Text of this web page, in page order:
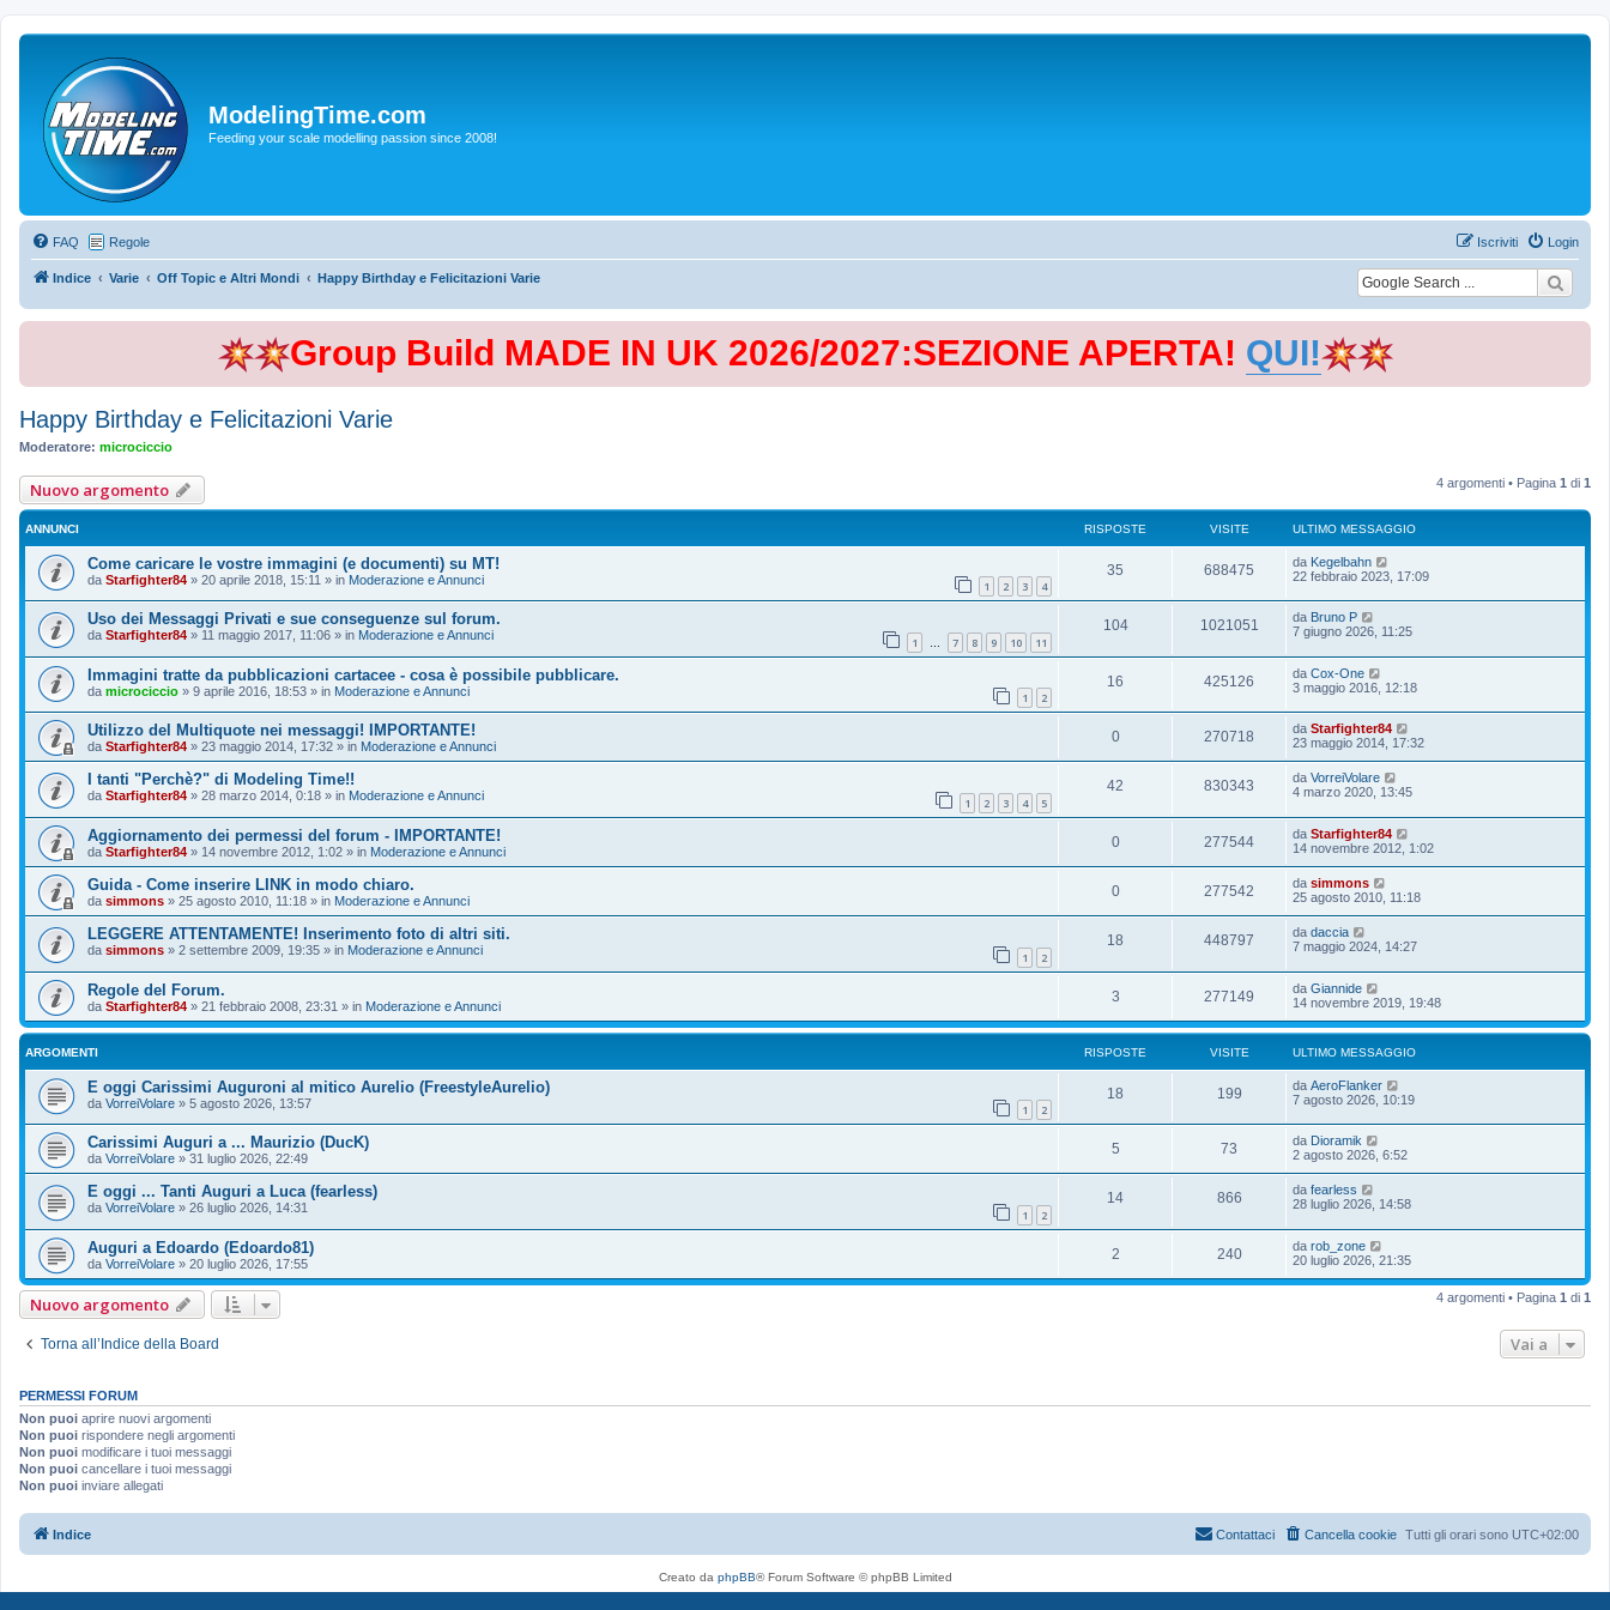
ModelingTime.com
Feeding your scale modelling passion since 2008!
FAQ Regole Login
Iscriviti
Indice Varie Off Topic e Altri Mondi Happy Birthday e Felicitazioni Varie
Group Build MADE IN UK 2026/2027:SEZIONE APERTA! QUI!
Happy Birthday e Felicitazioni Varie
Moderatore: microciccio
Nuovo argomento 4 argomenti • Pagina 1 di 1
ANNUNCI RISPOSTE VISITE ULTIMO MESSAGGIO
Come caricare le vostre immagini (e documenti) su MT!
da Starfighter84 » 20 aprile 2018, 15:11 » in Moderazione e Annunci 1 2 3 4
35 688475 da Kegelbahn
22 febbraio 2023, 17:09
Uso dei Messaggi Privati e sue conseguenze sul forum.
da Starfighter84 » 11 maggio 2017, 11:06 » in Moderazione e Annunci 1 … 7 8 9 10 11
104 1021051 da Bruno P
7 giugno 2026, 11:25
Immagini tratte da pubblicazioni cartacee - cosa è possibile pubblicare.
da microciccio » 9 aprile 2016, 18:53 » in Moderazione e Annunci 1 2
16 425126 da Cox-One
3 maggio 2016, 12:18
Utilizzo del Multiquote nei messaggi! IMPORTANTE!
da Starfighter84 » 23 maggio 2014, 17:32 » in Moderazione e Annunci
0 270718 da Starfighter84
23 maggio 2014, 17:32
I tanti "Perchè?" di Modeling Time!!
da Starfighter84 » 28 marzo 2014, 0:18 » in Moderazione e Annunci 1 2 3 4 5
42 830343 da VorreiVolare
4 marzo 2020, 13:45
Aggiornamento dei permessi del forum - IMPORTANTE!
da Starfighter84 » 14 novembre 2012, 1:02 » in Moderazione e Annunci
0 277544 da Starfighter84
14 novembre 2012, 1:02
Guida - Come inserire LINK in modo chiaro.
da simmons » 25 agosto 2010, 11:18 » in Moderazione e Annunci
0 277542 da simmons
25 agosto 2010, 11:18
LEGGERE ATTENTAMENTE! Inserimento foto di altri siti.
da simmons » 2 settembre 2009, 19:35 » in Moderazione e Annunci 1 2
18 448797 da daccia
7 maggio 2024, 14:27
Regole del Forum.
da Starfighter84 » 21 febbraio 2008, 23:31 » in Moderazione e Annunci
3 277149 da Giannide
14 novembre 2019, 19:48
ARGOMENTI RISPOSTE VISITE ULTIMO MESSAGGIO
E oggi Carissimi Auguroni al mitico Aurelio (FreestyleAurelio)
da VorreiVolare » 5 agosto 2026, 13:57 1 2
18 199 da AeroFlanker
7 agosto 2026, 10:19
Carissimi Auguri a ... Maurizio (DucK)
da VorreiVolare » 31 luglio 2026, 22:49
5 73 da Dioramik
2 agosto 2026, 6:52
E oggi ... Tanti Auguri a Luca (fearless)
da VorreiVolare » 26 luglio 2026, 14:31 1 2
14 866 da fearless
28 luglio 2026, 14:58
Auguri a Edoardo (Edoardo81)
da VorreiVolare » 20 luglio 2026, 17:55
2 240 da rob_zone
20 luglio 2026, 21:35
Nuovo argomento 4 argomenti • Pagina 1 di 1
Torna all’Indice della Board Vai a
PERMESSI FORUM
Non puoi aprire nuovi argomenti
Non puoi rispondere negli argomenti
Non puoi modificare i tuoi messaggi
Non puoi cancellare i tuoi messaggi
Non puoi inviare allegati
Indice Tutti gli orari sono UTC+02:00
Cancella cookie
Contattaci
Creato da phpBB® Forum Software © phpBB Limited